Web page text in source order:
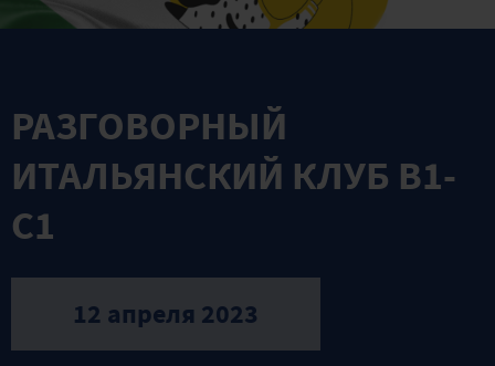
РАЗГОВОРНЫЙ
ИТАЛЬЯНСКИЙ КЛУБ В1-
С1
12 апреля 2023